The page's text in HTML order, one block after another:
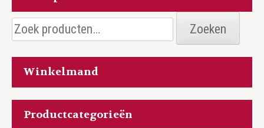
Zoeken
naar:
Zoeken
Winkelmand
Productcategorieën